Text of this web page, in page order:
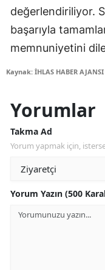
değerlendiriliyor.
başarıyla
memnuniyetini
Kaynak: İHLAS HABER AJANSI
Yorumlar
Takma Ad
Yorum yapmak için,
Yorum Yazın (500